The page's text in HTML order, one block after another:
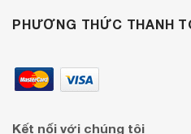
PHƯƠNG THỨC THANH
Kết nối với chúng tôi